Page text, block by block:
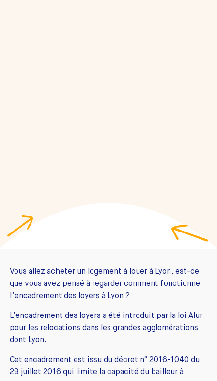
Vous allez acheter un logement à louer à Lyon, est-ce
que vous avez pensé à regarder comment fonctionne
l’encadrement des loyers à Lyon ?
L’encadrement des loyers a été introduit par la loi Alur
pour les relocations dans les grandes agglomérations
dont Lyon.
Cet encadrement est issu du décret n° 2016-1040 du
29 juillet 2016 qui limite la capacité du bailleur à